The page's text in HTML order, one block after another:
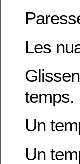
Les
temps.
Un
Un